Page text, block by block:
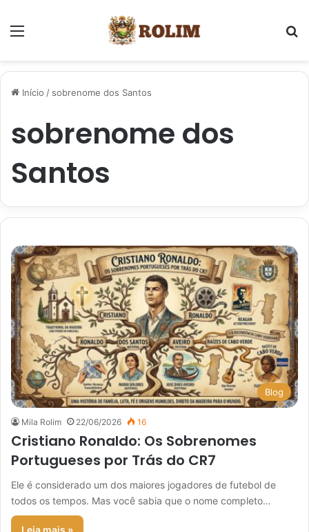
Início / sobrenome dos Santos
sobrenome dos
Santos
Blog
Mila Rolim 22/06/2026 16
Cristiano Ronaldo: Os Sobrenomes
Portugueses por Trás do CR7
Ele é considerado um dos maiores jogadores de futebol de
todos os tempos. Mas você sabia que o nome completo…
Leia mais »